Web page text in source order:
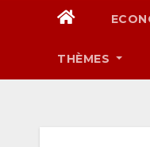
THÈMES